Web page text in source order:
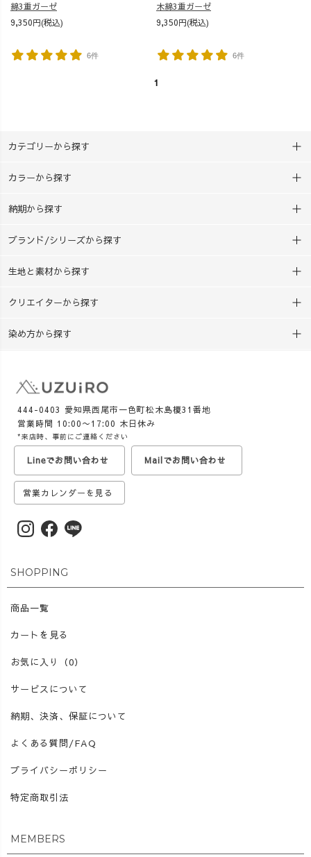
綿3重ガーゼ
9,350円(税込)
6件
木綿3重ガーゼ
9,350円(税込)
6件
1
カテゴリーから探す
カラーから探す
納期から探す
ブランド/シリーズから探す
生地と素材から探す
クリエイターから探す
染め方から探す
444-0403 愛知県西尾市一色町松木島榎31番地
営業時間 10:00〜17:00 木日休み
*来店時、事前にご連絡ください
Lineでお問い合わせ Mailでお問い合わせ
営業カレンダーを見る
SHOPPING
商品一覧
カートを見る
お気に入り（0）
サービスについて
納期、決済、保証について
よくある質問/FAQ
プライバシーポリシー
特定商取引法
MEMBERS